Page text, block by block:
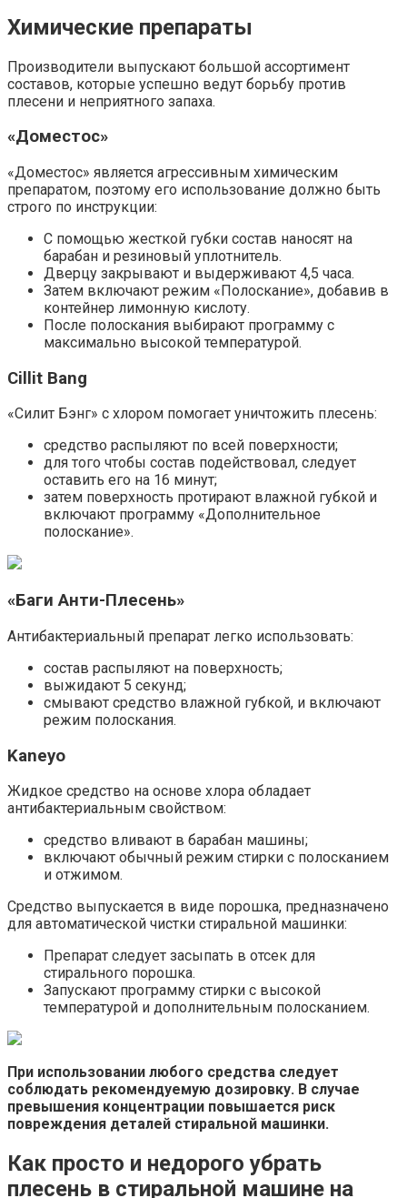
Химические препараты
Производители выпускают большой ассортимент
составов, которые успешно ведут борьбу против
плесени и неприятного запаха.
«Доместос»
«Доместос» является агрессивным химическим
препаратом, поэтому его использование должно быть
строго по инструкции:
С помощью жесткой губки состав наносят на
барабан и резиновый уплотнитель.
Дверцу закрывают и выдерживают 4,5 часа.
Затем включают режим «Полоскание», добавив в
контейнер лимонную кислоту.
После полоскания выбирают программу с
максимально высокой температурой.
Cillit Bang
«Силит Бэнг» с хлором помогает уничтожить плесень:
средство распыляют по всей поверхности;
для того чтобы состав подействовал, следует
оставить его на 16 минут;
затем поверхность протирают влажной губкой и
включают программу «Дополнительное
полоскание».
«Баги Анти-Плесень»
Антибактериальный препарат легко использовать:
состав распыляют на поверхность;
выжидают 5 секунд;
смывают средство влажной губкой, и включают
режим полоскания.
Kaneyo
Жидкое средство на основе хлора обладает
антибактериальным свойством:
средство вливают в барабан машины;
включают обычный режим стирки с полосканием
и отжимом.
Средство выпускается в виде порошка, предназначено
для автоматической чистки стиральной машинки:
Препарат следует засыпать в отсек для
стирального порошка.
Запускают программу стирки с высокой
температурой и дополнительным полосканием.
При использовании любого средства следует
соблюдать рекомендуемую дозировку. В случае
превышения концентрации повышается риск
повреждения деталей стиральной машинки.
Как просто и недорого убрать
плесень в стиральной машине на